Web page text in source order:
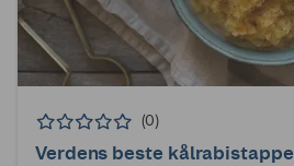
(0)
Verdens beste kålrabistappe